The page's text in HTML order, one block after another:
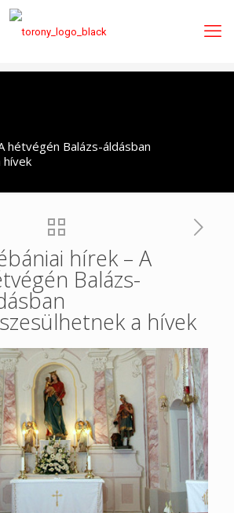
hétvégén Balázs-áldásban
hívek
hírek – A
Balázs-
a hívek